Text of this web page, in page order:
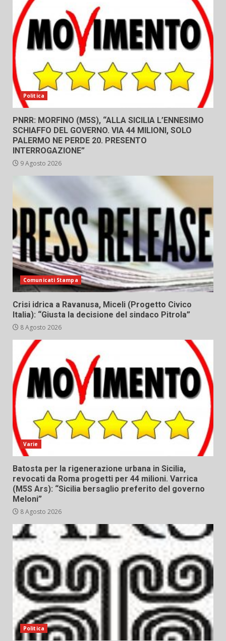
Politica
PNRR: MORFINO (M5S), “ALLA SICILIA L’ENNESIMO
SCHIAFFO DEL GOVERNO. VIA 44 MILIONI, SOLO
PALERMO NE PERDE 20. PRESENTO
INTERROGAZIONE”
9 Agosto 2026
Comunicati Stampa
Crisi idrica a Ravanusa, Miceli (Progetto Civico
Italia): “Giusta la decisione del sindaco Pitrola”
8 Agosto 2026
Varie
Batosta per la rigenerazione urbana in Sicilia,
revocati da Roma progetti per 44 milioni. Varrica
(M5S Ars): “Sicilia bersaglio preferito del governo
Meloni”
8 Agosto 2026
Politica